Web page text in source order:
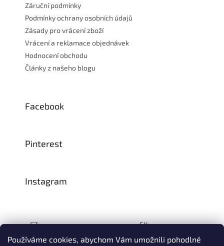
Používáme cookies, abychom Vám umožnili pohodlné
Záruční podmínky
Podmínky ochrany osobních údajů
Zásady pro vrácení zboží
Vrácení a reklamace objednávek
Hodnocení obchodu
Články z našeho blogu
Facebook
Pinterest
Instagram
CZ: SK: